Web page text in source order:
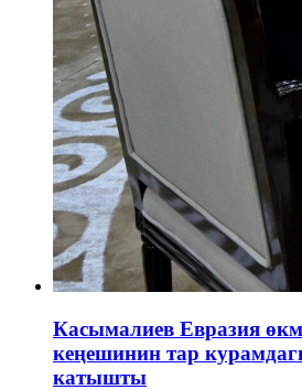
Касымалиев Евразия
кеңешинин тар
катышты